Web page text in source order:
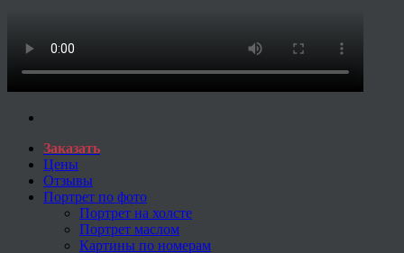
Заказать
Цены
Отзывы
Портрет по фото
Портрет на холсте
Портрет маслом
Картины по номерам